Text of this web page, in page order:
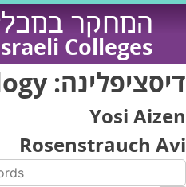
Skip
content
המחקר
Colleges
דיסציפלינה:
Yosi Aizen
Rosenstrauch Avi